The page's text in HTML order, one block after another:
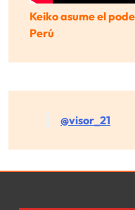
Keiko asume el
Perú
@visor_21